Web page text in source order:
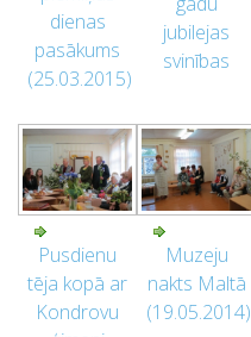
dienas
pasākums
(25.03.2015)
jubilejas
svinības
Pusdienu
tēja kopā ar
Kondrovu
Muzeju
nakts Maltā
(19.05.2014)